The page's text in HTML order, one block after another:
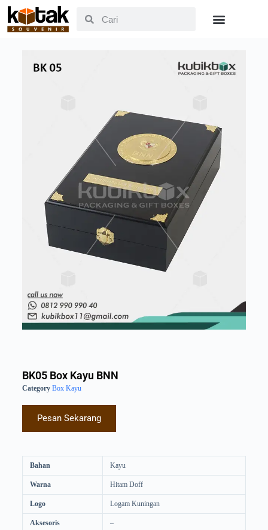
BK05 Box Kayu BNN
Category Box Kayu
Pesan Sekarang
Bahan Kayu
Warna Hitam Doff
Logo Logam Kuningan
Aksesoris –